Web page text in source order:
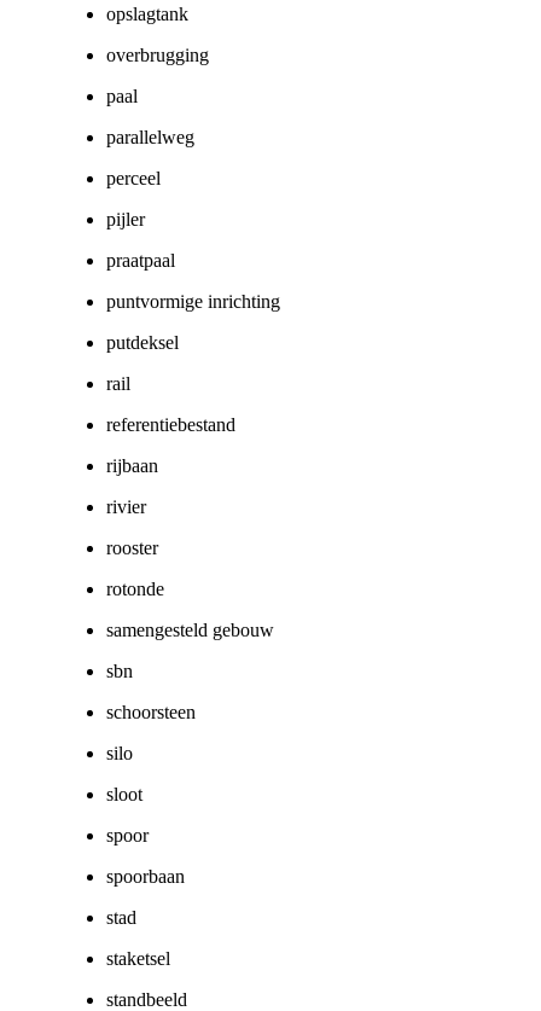
opslagtank
overbrugging
paal
parallelweg
perceel
pijler
praatpaal
puntvormige inrichting
putdeksel
rail
referentiebestand
rijbaan
rivier
rooster
rotonde
samengesteld gebouw
sbn
schoorsteen
silo
sloot
spoor
spoorbaan
stad
staketsel
standbeeld